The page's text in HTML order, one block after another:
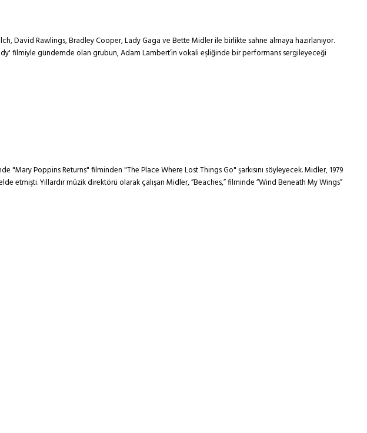
David Rawlings, Bradley Cooper, Lady Gaga ve Bette Midler ile birlikte sahne almaya hazırlanıyor.
filmiyle gündemde olan grubun, Adam Lambert’in vokali eşliğinde bir performans sergileyeceği
Poppins Returns" filminden "The Place Where Lost Things Go" şarkısını söyleyecek. Midler, 1979
etmişti. Yıllardır müzik direktörü olarak çalışan Midler, “Beaches,” filminde “Wind Beneath My Wings”